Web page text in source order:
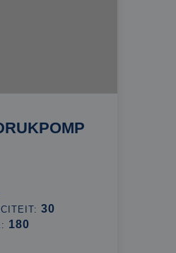
30
180